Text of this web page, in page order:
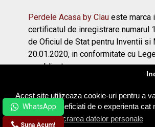
Acest site utilizeaza cookie-uri pentru a
asigura ca beneficiati de o experienta cat
placuta.Prelucrarea datelor personale
Perdele Acasa by Clau este marca
certificatul de inregistrare numarul
de Oficiul de Stat pentru Inventii si
20.01.2020, in conformitate cu
republicata.
Suna Acum!